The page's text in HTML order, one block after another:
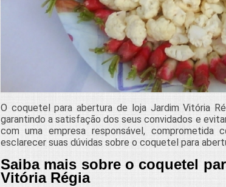
O coquetel para abertura de loja Jardim Vitória
garantindo a satisfação dos seus convidados e
com uma empresa responsável,
esclarecer suas dúvidas sobre o coquetel para
Saiba mais sobre o coquetel
Vitória Régia